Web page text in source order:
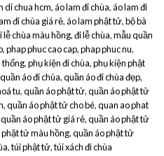
di chua hcm,áo lam đi chùa,áo lam đi
đi chùa giá rẻ,áo lam phật tử,bộ bà
lễ chùa màu hồng,đi lễ chùa,mẫu quần
,phap phuc cao cap,phap phuc nu,
thống,phụ kiện đi chùa,phụ kiện phật
quần áo đi chùa,quần áo đi chùa đẹp,
tu,quần áo phật tử,quần áo phật tử
,quần áo phật tử cho bé,quan ao phat
quần áo phật tử giá rẻ,quần áo phật tử
tử màu hồng,quần áo phật tử
,túi phật tử,túi xách đi chùa